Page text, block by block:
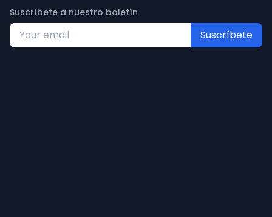
Suscríbete a nuestro boletín
Suscríbete